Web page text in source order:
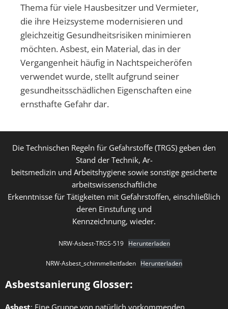
Thema für viele Hausbesitzer und Vermieter,
die ihre Heizsysteme modernisieren und
gleichzeitig Gesundheitsrisiken minimieren
möchten. Asbest, ein Material, das in der
Vergangenheit häufig in Nachtspeicheröfen
verwendet wurde, stellt aufgrund seiner
gesundheitsschädlichen Eigenschaften eine
ernsthafte Gefahr dar.
Die Technischen Regeln für Gefahrstoffe (TRGS) geben den
Stand der Technik, Ar-
beitsmedizin und Arbeitshygiene sowie sonstige gesicherte
arbeitswissenschaftliche
Erkenntnisse für Tätigkeiten mit Gefahrstoffen, einschließlich
deren Einstufung und
Kennzeichnung, wieder.
NRW-Asbest-TRGS-519 Herunterladen
NRW-Asbest_schimmelleitfaden Herunterladen
Asbestsanierung Glosser:
Asbest: Eine Gruppe von natürlich vorkommenden